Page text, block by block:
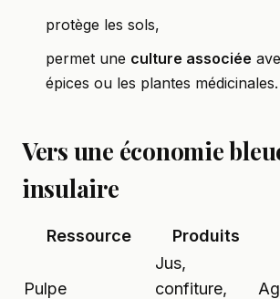
protège les sols,
permet une culture associée
épices ou les plantes médicinales.
Vers une économie
insulaire
Ressource Produits
Pulpe
Jus,
confiture,